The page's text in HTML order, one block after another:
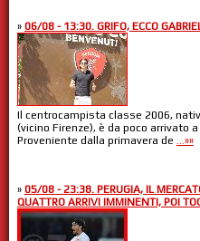
» 06/08 - 13:30. GRIFO, ECCO
Il centrocampista classe 2006,
(vicino Firenze), è da poco arrivato
Proveniente dalla primavera de ...»»
» 05/08 - 23:38. PERUGIA, IL
QUATTRO ARRIVI IMMINENTI, POI